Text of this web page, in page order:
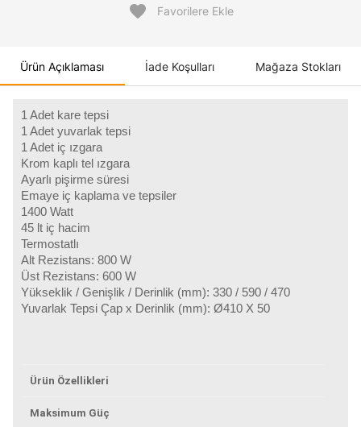
favorite Favorilere Ekle
Ürün Açıklaması İade Koşulları Mağaza Stokları
1 Adet kare tepsi
1 Adet yuvarlak tepsi
1 Adet iç ızgara
Krom kaplı tel ızgara
Ayarlı pişirme süresi
Emaye iç kaplama ve tepsiler
1400 Watt
45 lt iç hacim
Termostatlı
Alt Rezistans: 800 W
Üst Rezistans: 600 W
Yükseklik / Genişlik / Derinlik (mm): 330 / 590 / 470
Yuvarlak Tepsi Çap x Derinlik (mm): Ø410 X 50
Ürün Özellikleri
Maksimum Güç